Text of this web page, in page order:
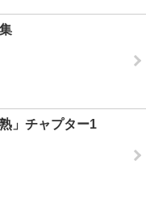
」チャプター1